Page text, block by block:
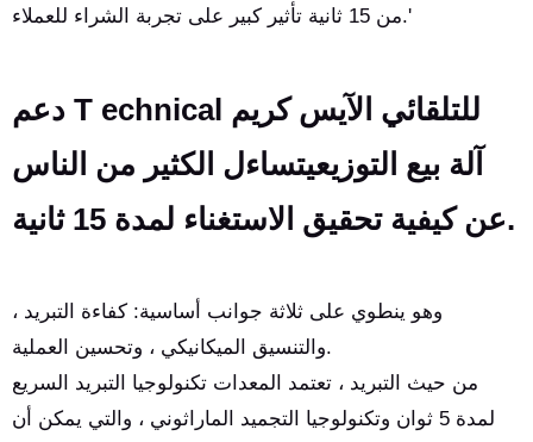
من 15 ثانية تأثير كبير على تجربة الشراء للعملاء.'
دعم T echnical للتلقائي الآيس كريم
آلة بيع التوزيعيتساءل الكثير من الناس
عن كيفية تحقيق الاستغناء لمدة 15 ثانية.
وهو ينطوي على ثلاثة جوانب أساسية: كفاءة التبريد ،
والتنسيق الميكانيكي ، وتحسين العملية.
من حيث التبريد ، تعتمد المعدات تكنولوجيا التبريد السريع
لمدة 5 ثوان وتكنولوجيا التجميد الماراثوني ، والتي يمكن أن